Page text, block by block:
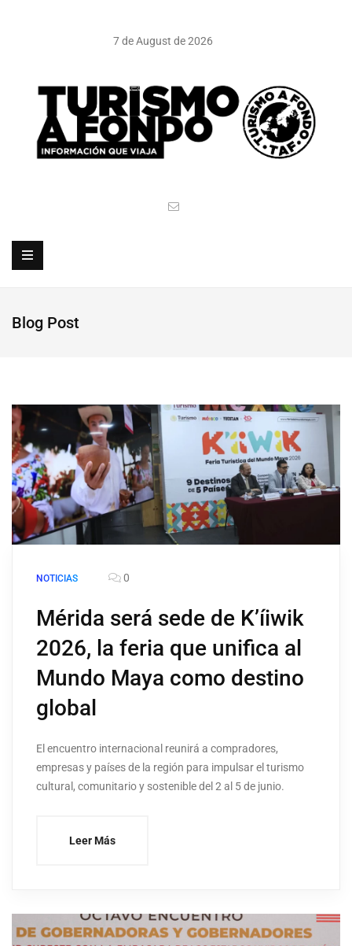
7 de August de 2026
Blog Post
NOTICIAS 0
Mérida será sede de K’íiwik
2026, la feria que unifica al
Mundo Maya como destino
global
El encuentro internacional reunirá a compradores,
empresas y países de la región para impulsar el turismo
cultural, comunitario y sostenible del 2 al 5 de junio.
Leer Más